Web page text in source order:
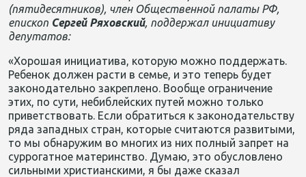
(пятидесятников), член Общественной палаты РФ,
епископ Сергей Ряховский, поддержал инициативу
депутатов:
«Хорошая инициатива, которую можно поддержать.
Ребенок должен расти в семье, и это теперь будет
законодательно закреплено. Вообще ограничение
этих, по сути, небиблейских путей можно только
приветствовать. Если обратиться к законодательству
ряда западных стран, которые считаются развитыми,
то мы обнаружим во многих из них полный запрет на
суррогатное материнство. Думаю, это обусловлено
сильными христианскими, я бы даже сказал